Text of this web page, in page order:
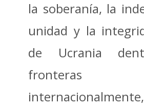
la soberanía, la
unidad y la
de Ucrania
fronteras